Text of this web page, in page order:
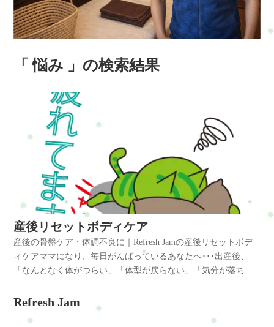
「 悩み 」の検索結果
産後リセットボディケア
産後の骨盤ケア・体調不良に｜Refresh Jamの産後リセットボデ
ィケアママになり、毎日がんばっているあなたへ･･･出産後、
「なんとなく体がつらい」「体型が戻らない」「気分が落ち込
ど、体も心も余裕がない･･･そんなママのためのやさしい整体ケ
アです。身体を根本から見直して、がんばる自分をそっと整え
Refresh Jam